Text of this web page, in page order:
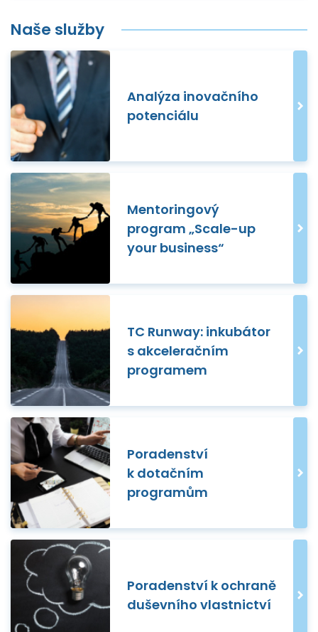
Naše služby
Analýza inovačního
potenciálu
Mentoringový
program „Scale-up
your business“
TC Runway: inkubátor
s akceleračním
programem
Poradenství
k dotačním
programům
Poradenství k ochraně
duševního vlastnictví